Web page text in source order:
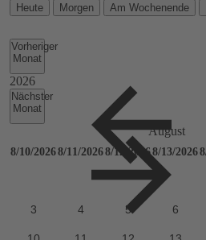
Heute Morgen Am Wochenende
Vorheriger
Monat
Nächster
Monat